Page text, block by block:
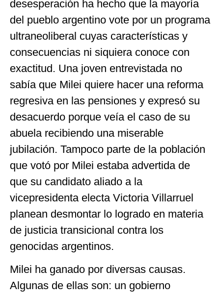
desesperación ha hecho que la mayoría
del pueblo argentino vote por un programa
ultraneoliberal cuyas características y
consecuencias ni siquiera conoce con
exactitud. Una joven entrevistada no
sabía que Milei quiere hacer una reforma
regresiva en las pensiones y expresó su
desacuerdo porque veía el caso de su
abuela recibiendo una miserable
jubilación. Tampoco parte de la población
que votó por Milei estaba advertida de
que su candidato aliado a la
vicepresidenta electa Victoria Villarruel
planean desmontar lo logrado en materia
de justicia transicional contra los
genocidas argentinos.
Milei ha ganado por diversas causas.
Algunas de ellas son: un gobierno